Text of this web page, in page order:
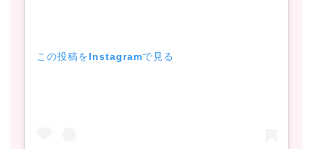
この投稿をInstagramで見る